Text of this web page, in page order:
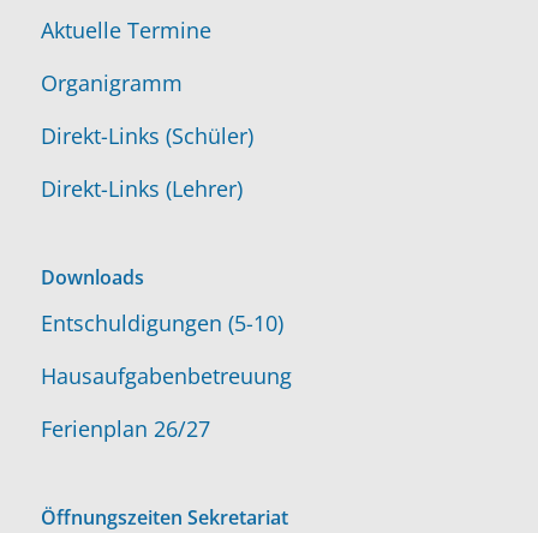
Aktuelle Termine
Organigramm
Direkt-Links (Schüler)
Direkt-Links (Lehrer)
Downloads
Entschuldigungen (5-10)
Hausaufgabenbetreuung
Ferienplan 26/27
Öffnungszeiten Sekretariat